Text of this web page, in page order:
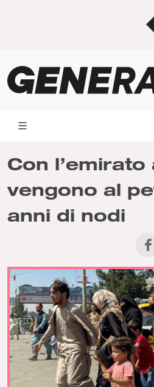
Con l’emirato
vengono al
anni di nodi